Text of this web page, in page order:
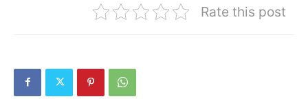
Rate this post